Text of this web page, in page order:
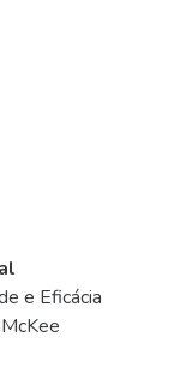
e Eficácia